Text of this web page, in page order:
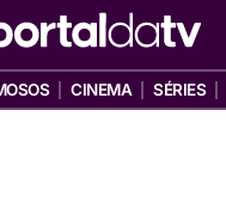
CINEMA SÉRIES